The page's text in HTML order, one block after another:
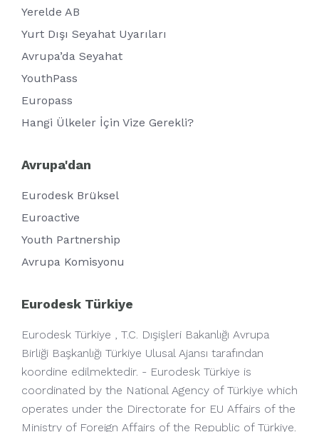
Yerelde AB
Yurt Dışı Seyahat Uyarıları
Avrupa’da Seyahat
YouthPass
Europass
Hangi Ülkeler İçin Vize Gerekli?
Avrupa'dan
Eurodesk Brüksel
Euroactive
Youth Partnership
Avrupa Komisyonu
Eurodesk Türkiye
Eurodesk Türkiye , T.C. Dışişleri Bakanlığı Avrupa
Birliği Başkanlığı Türkiye Ulusal Ajansı tarafından
koordine edilmektedir. - Eurodesk Türkiye is
coordinated by the National Agency of Türkiye which
operates under the Directorate for EU Affairs of the
Ministry of Foreign Affairs of the Republic of Türkiye.